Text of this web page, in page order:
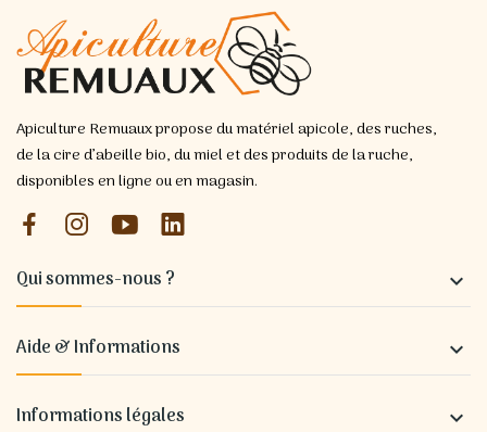
Apiculture Remuaux propose du matériel apicole, des ruches,
de la cire d’abeille bio, du miel et des produits de la ruche,
disponibles en ligne ou en magasin.
Qui sommes-nous ? 
Aide & Informations 
Informations légales 